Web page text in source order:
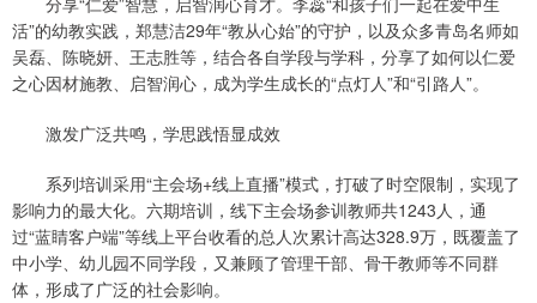
活”的幼教实践，郑慧洁29年“教从心始”的守护，以及众多青岛名师如
吴磊、陈晓妍、王志胜等，结合各自学段与学科，分享了如何以仁爱
之心因材施教、启智润心，成为学生成长的“点灯人”和“引路人”。
激发广泛共鸣，学思践悟显成效
系列培训采用“主会场+线上直播”模式，打破了时空限制，实现了
影响力的最大化。六期培训，线下主会场参训教师共1243人，通
过“蓝睛客户端”等线上平台收看的总人次累计高达328.9万，既覆盖了
中小学、幼儿园不同学段，又兼顾了管理干部、骨干教师等不同群
体，形成了广泛的社会影响。